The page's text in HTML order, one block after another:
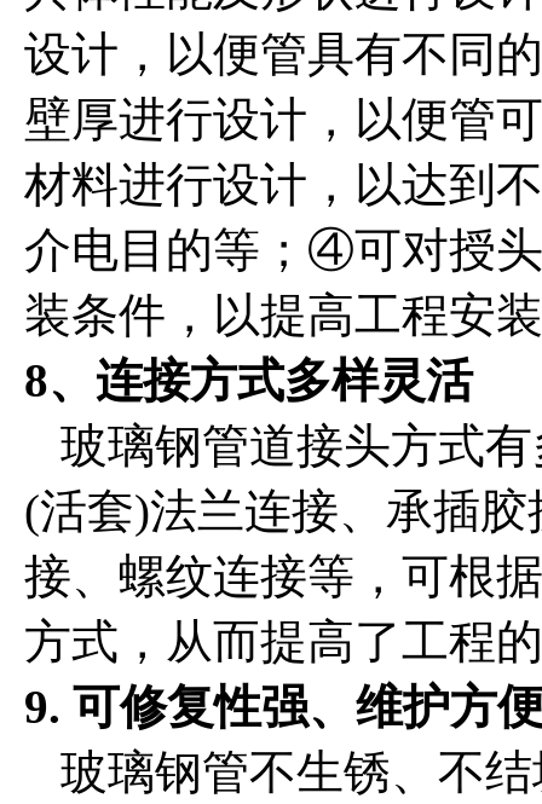
设计，以便管具有不同
壁厚进行设计，以便管
材料进行设计，以达到
介电目的等；④可对授
装条件，以提高工程安
8、连接方式多样灵活
玻璃钢管道接头方式
(活套)法兰连接、承插
接、螺纹连接等，可根
方式，从而提高了工程
9. 可修复性强、维护方
玻璃钢管不生锈、不